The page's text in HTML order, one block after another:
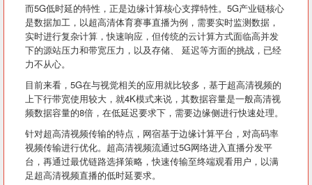
而5G低时延的特性，正是边缘计算核心支撑特性。5G产业链核心
是数据加工，以超高清体育赛事直播为例，需要实时监测数据，
实时进行复杂计算，快速响应，但传统的云计算方式面临高并发
下的源站压力和带宽压力，以及存储、 延迟等方面的挑战，已经
力不从心。
目前来看，5G在与视觉相关的应用就比较多，基于超高清视频的
上下行带宽使用较大，就4K模式来说，其数据容量是一般高清视
频数据容量的8倍，在低延迟要求下，需要边缘侧进行快速处理。
针对超高清视频传输的特点，网宿基于边缘计算平台，对高码率
视频传输进行优化。超高清视频流通过5G网络进入直播分发平
台，再通过最优链路选择策略，快速传输至终端观看用户，以满
足超高清视频直播的低时延要求。